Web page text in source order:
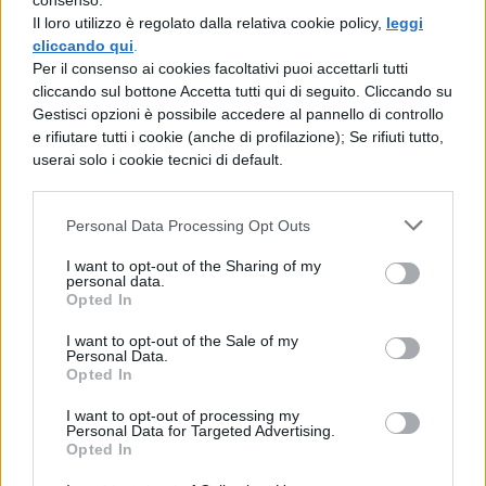
Il loro utilizzo è regolato dalla relativa cookie policy, leggi
cliccando qui
Per il consenso ai cookies facoltativi puoi accettarli tutti
cliccando sul bottone Accetta tutti qui di seguito. Cliccando su
Gestisci opzioni è possibile accedere al pannello di controllo
e rifiutare tutti i cookie (anche di profilazione); Se rifiuti tutto,
userai solo i cookie tecnici di default.
Personal Data Processing Opt Outs
I want to opt-out of the Sharing of my
personal data.
Opted In
I want to opt-out of the Sale of my
Personal Data.
Opted In
I want to opt-out of processing my
Personal Data for Targeted Advertising.
Opted In
realtà spesso cattiva.
Leggi anche:
Baby su Netflix: trama, anticipazioni,
Fest – Il Festival delle Serie Tv: date,
biglietti, programma
Catalogo Netflix novembre
2018: tutti i film
Qualcuno Salvi il Natale – The
Christmas Chronicles